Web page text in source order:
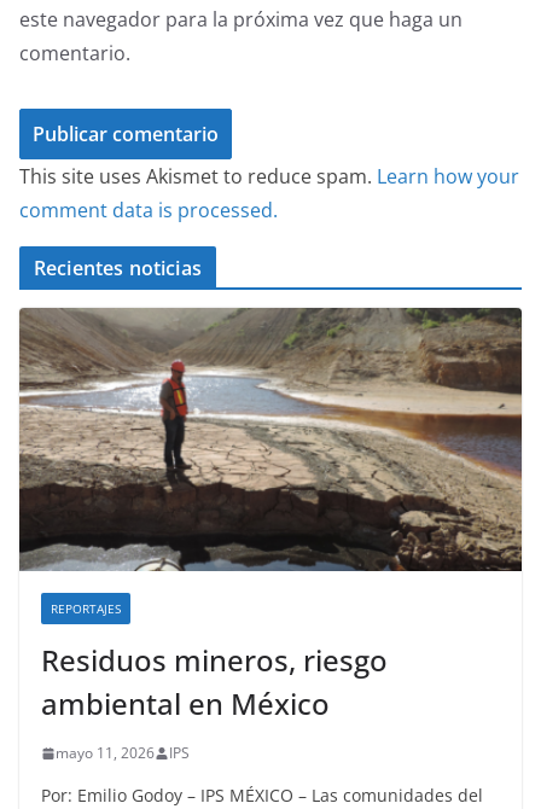
este navegador para la próxima vez que haga un
comentario.
This site uses Akismet to reduce spam. Learn how your
comment data is processed.
Recientes noticias
REPORTAJES
Residuos mineros, riesgo
ambiental en México
mayo 11, 2026 IPS
Por: Emilio Godoy – IPS MÉXICO – Las comunidades del